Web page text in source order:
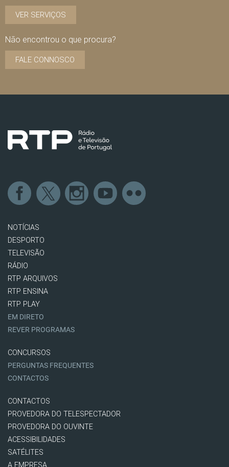
VER SERVIÇOS
Não encontrou o que procura?
FALE CONNOSCO
NOTÍCIAS
DESPORTO
TELEVISÃO
RÁDIO
RTP ARQUIVOS
RTP ENSINA
RTP PLAY
EM DIRETO
REVER PROGRAMAS
CONCURSOS
PERGUNTAS FREQUENTES
CONTACTOS
CONTACTOS
PROVEDORA DO TELESPECTADOR
PROVEDORA DO OUVINTE
ACESSIBILIDADES
SATÉLITES
A EMPRESA